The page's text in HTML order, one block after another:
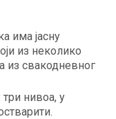
има јасну
из неколико
из свакодневног
нивоа, у